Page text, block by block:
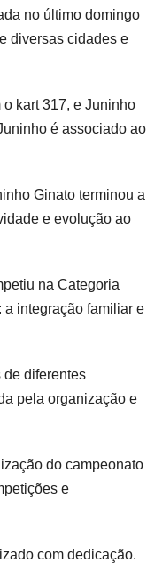
no último domingo
diversas cidades e
kart 317, e Juninho
é associado ao
Ginato terminou a
e evolução ao
na Categoria
a integração familiar e
de diferentes
pela organização e
do campeonato
e
com dedicação.